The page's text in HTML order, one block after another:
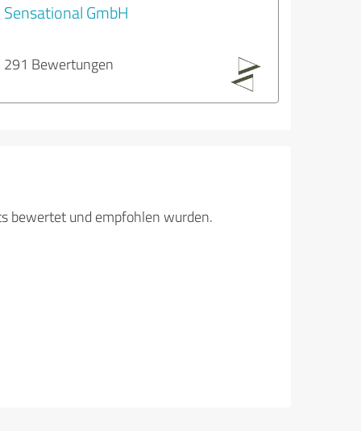
Sensational GmbH
291 Bewertungen
bewertet und empfohlen wurden.